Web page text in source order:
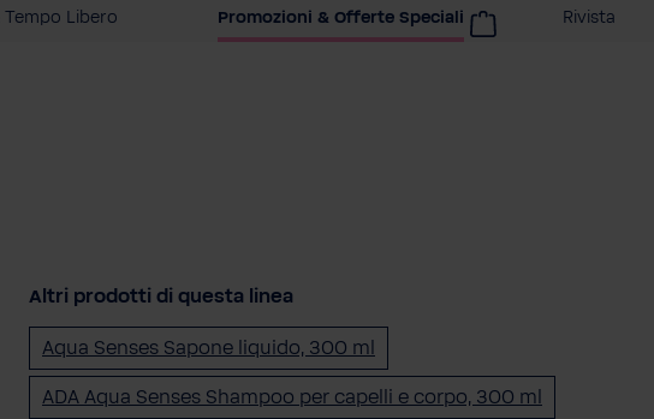
Tempo Libero Promozioni & Offerte Speciali Rivista
Altri prodotti di questa linea
Aqua Senses Sapone liquido, 300 ml
ADA Aqua Senses Shampoo per capelli e corpo, 300 ml